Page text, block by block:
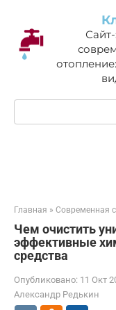
контенту
Поиск:
Главная » Современная
Чем очистить
эффективные
средства
Опубликовано: 11 Окт
Александр Редькин